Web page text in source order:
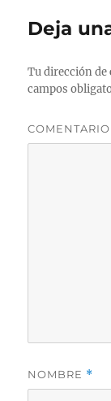
Deja
Tu dirección de
campos
COMENTARIO
NOMBRE *